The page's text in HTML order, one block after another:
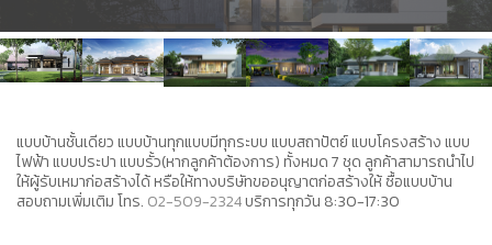
แบบบ้านชั้นเดียว แบบบ้านทุกแบบมีทุกระบบ แบบสถาปัตย์ แบบโครงสร้าง แบบ
ไฟฟ้า แบบประปา แบบรั้ว(หากลูกค้าต้องการ) ทั้งหมด 7 ชุด ลูกค้าสามารถนำไป
ให้ผู้รับเหมาก่อสร้างได้ หรือให้ทางบริษัทขออนุญาตก่อสร้างให้ ซื้อแบบบ้าน
สอบถามเพิ่มเติม โทร. 02-509-2324บริการทุกวัน 8:30-17:30